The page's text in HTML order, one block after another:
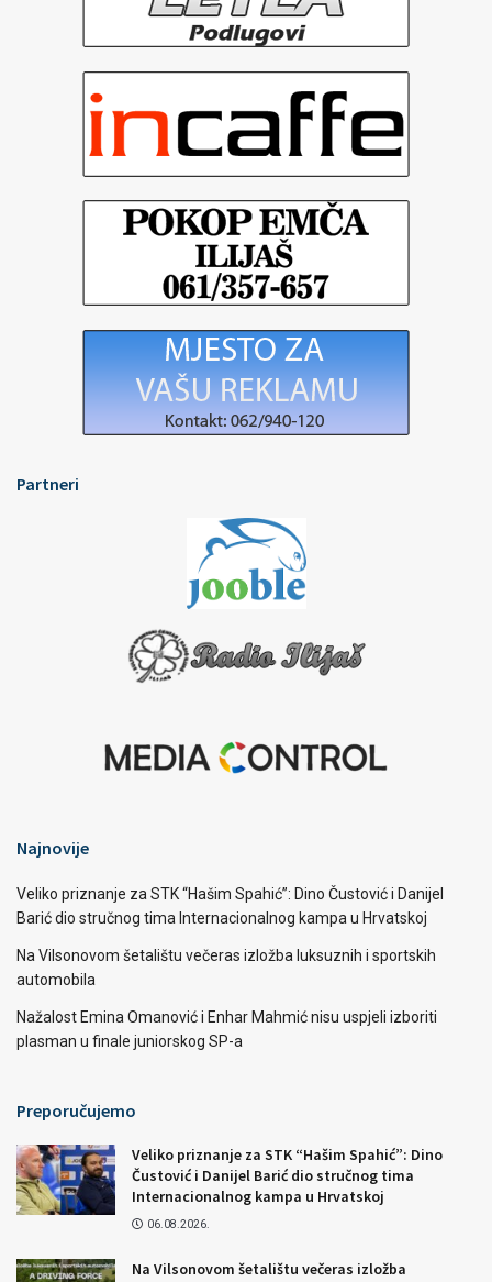
Partneri
Najnovije
Veliko priznanje za STK “Hašim Spahić”: Dino Čustović i Danijel
Barić dio stručnog tima Internacionalnog kampa u Hrvatskoj
Na Vilsonovom šetalištu večeras izložba luksuznih i sportskih
automobila
Nažalost Emina Omanović i Enhar Mahmić nisu uspjeli izboriti
plasman u finale juniorskog SP-a
Preporučujemo
Veliko priznanje za STK “Hašim Spahić”: Dino
Čustović i Danijel Barić dio stručnog tima
Internacionalnog kampa u Hrvatskoj
06.08.2026.
Na Vilsonovom šetalištu večeras izložba